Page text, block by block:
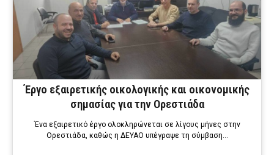
Έργο εξαιρετικής οικολογικής και οικονομικής
σημασίας για την Ορεστιάδα
Ένα εξαιρετικό έργο ολοκληρώνεται σε λίγους μήνες στην
Ορεστιάδα, καθώς η ΔΕΥΑΟ υπέγραψε τη σύμβαση…